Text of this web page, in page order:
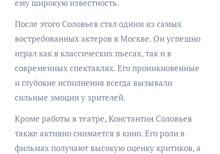
ему широкую известность.
После этого Соловьев стал одним из самых
востребованных актеров в Москве. Он успешно
играл как в классических пьесах, так и в
современных спектаклях. Его проникновенные
и глубокие исполнения всегда вызывали
сильные эмоции у зрителей.
Кроме работы в театре, Константин Соловьев
также активно снимается в кино. Его роли в
фильмах получают высокую оценку критиков, а